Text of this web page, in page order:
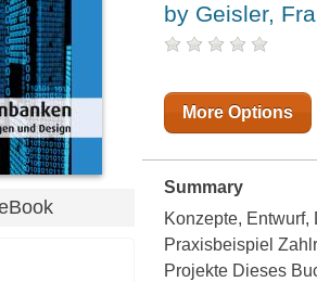
by Geisler,
More Options
Summary
Konzepte,
Praxisbeispiel
Projekte Dieses